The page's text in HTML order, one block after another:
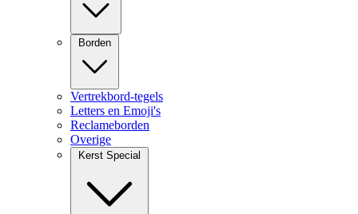
Borden
Vertrekbord-tegels
Letters en Emoji's
Reclameborden
Overige
Kerst Special